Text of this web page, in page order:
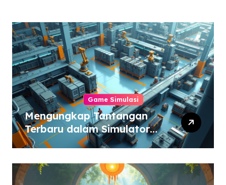
Game Simulasi
Mengungkap Tantangan
Terbaru dalam Simulator
Pabrik dan Otomatisasi